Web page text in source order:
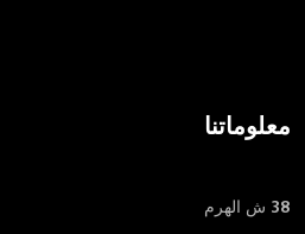
معلوماتنا
38 ش الهرم